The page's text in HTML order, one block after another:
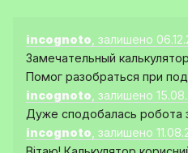
incognoto , залишено
Замечательный
Помог разобраться при
incognoto , залишено
Дуже сподобалась робота
incognoto , залишено